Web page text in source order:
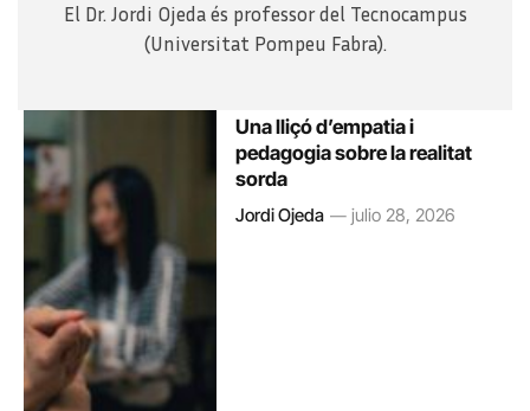
El Dr. Jordi Ojeda és professor del Tecnocampus
(Universitat Pompeu Fabra).
Una lliçó d’empatia i
pedagogia sobre la realitat
sorda
Jordi Ojeda julio 28, 2026